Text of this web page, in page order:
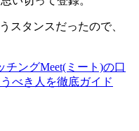
スタンスだったので、
チングMeet(ミート)の口
べき人を徹底ガイド